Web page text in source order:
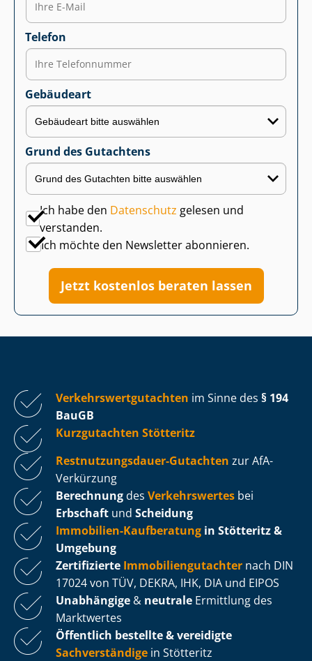
Telefon
Gebäudeart
Grund des Gutachtens
Ich habe den Datenschutz gelesen und
verstanden.
Ich möchte den Newsletter abonnieren.
Jetzt kostenlos beraten lassen
Ver­kehrs­wert­gut­ach­ten im Sinne des § 194
BauGB
Kurzgutachten Stötteritz
Rest­nut­zungs­dau­er-Gutachten zur AfA-
Verkürzung
Berechnung des Verkehrswertes bei
Erbschaft und Scheidung
Immobilien-Kaufberatung in Stötteritz &
Umgebung
Zertifizierte Im­mo­bi­li­en­gut­ach­ter nach DIN
17024 von TÜV, DEKRA, IHK, DIA und EIPOS
Unabhängige & neutrale Ermittlung des
Marktwertes
Öffentlich bestellte & vereidigte
Sachverständige in Stötteritz